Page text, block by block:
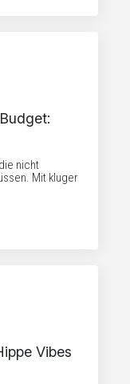
nicht
Mit kluger
Vibes